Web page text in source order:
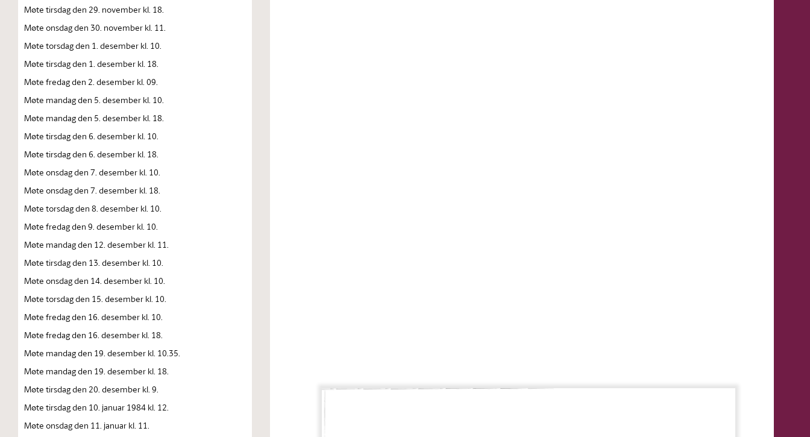
Møte tirsdag den 29. november kl. 18.
Møte onsdag den 30. november kl. 11.
Møte torsdag den 1. desember kl. 10.
Møte tirsdag den 1. desember kl. 18.
Møte fredag den 2. desember kl. 09.
Møte mandag den 5. desember kl. 10.
Møte mandag den 5. desember kl. 18.
Møte tirsdag den 6. desember kl. 10.
Møte tirsdag den 6. desember kl. 18.
Møte onsdag den 7. desember kl. 10.
Møte onsdag den 7. desember kl. 18.
Møte torsdag den 8. desember kl. 10.
Møte fredag den 9. desember kl. 10.
Møte mandag den 12. desember kl. 11.
Møte tirsdag den 13. desember kl. 10.
Møte onsdag den 14. desember kl. 10.
Møte torsdag den 15. desember kl. 10.
Møte fredag den 16. desember kl. 10.
Møte fredag den 16. desember kl. 18.
Møte mandag den 19. desember kl. 10.35.
Møte mandag den 19. desember kl. 18.
Møte tirsdag den 20. desember kl. 9.
Møte tirsdag den 10. januar 1984 kl. 12.
Møte onsdag den 11. januar kl. 11.